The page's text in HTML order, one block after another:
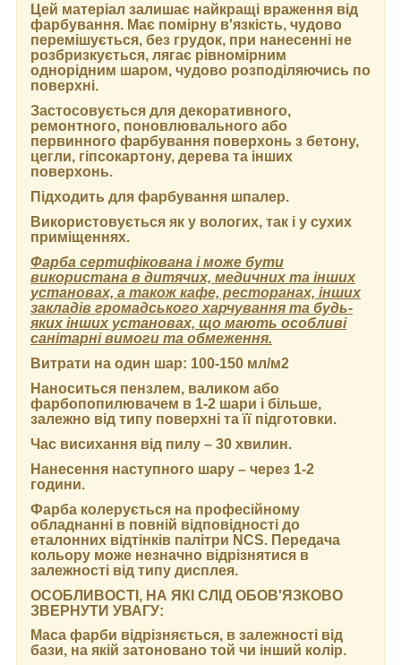
Цей матеріал залишає найкращі враження від
фарбування. Має помірну в'язкість, чудово
перемішується, без грудок, при нанесенні не
розбризкується, лягає рівномірним
однорідним шаром, чудово розподіляючись по
поверхні.
Застосовується для декоративного,
ремонтного, поновлювального або
первинного фарбування поверхонь з бетону,
цегли, гіпсокартону, дерева та інших
поверхонь.
Підходить для фарбування шпалер.
Використовується як у вологих, так і у сухих
приміщеннях.
Фарба сертифікована і може бути
використана в дитячих, медичних та інших
установах, а також кафе, ресторанах, інших
закладів громадського харчування та будь-
яких інших установах, що мають особливі
санітарні вимоги та обмеження.
Витрати на один шар: 100-150 мл/м2
Наноситься пензлем, валиком або
фарбопопилювачем в 1-2 шари і більше,
залежно від типу поверхні та її підготовки.
Час висихання від пилу – 30 хвилин.
Нанесення наступного шару – через 1-2
години.
Фарба колерується на професійному
обладнанні в повній відповідності до
еталонних відтінків палітри NCS. Передача
кольору може незначно відрізнятися в
залежності від типу дисплея.
ОСОБЛИВОСТІ, НА ЯКІ СЛІД ОБОВ'ЯЗКОВО
ЗВЕРНУТИ УВАГУ:
Маса фарби відрізняється, в залежності від
бази, на якій затоновано той чи інший колір.